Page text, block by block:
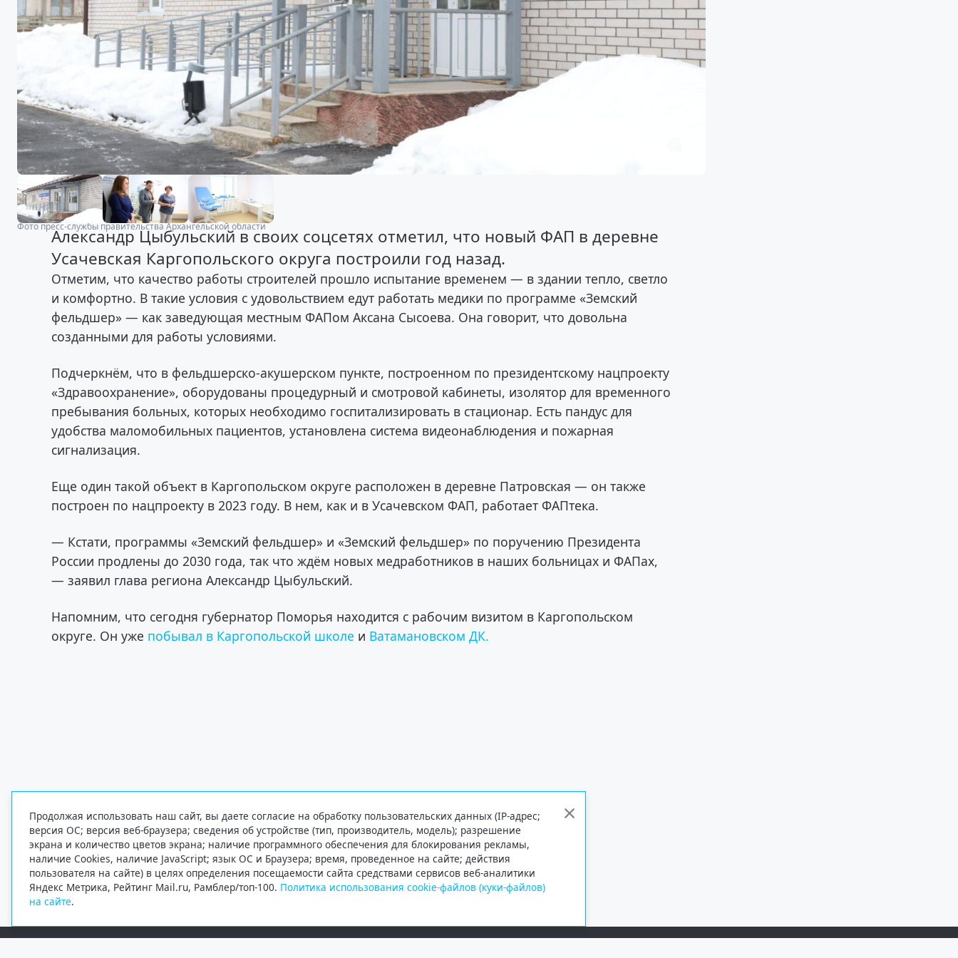
Фото пресс-службы правительства Архангельской области
Александр Цыбульский в своих соцсетях отметил, что новый ФАП в деревне
Усачевская Каргопольского округа построили год назад.
Отметим, что качество работы строителей прошло испытание временем — в здании тепло, светло
и комфортно. В такие условия с удовольствием едут работать медики по программе «Земский
фельдшер» — как заведующая местным ФАПом Аксана Сысоева. Она говорит, что довольна
созданными для работы условиями.
Подчеркнём, что в фельдшерско-акушерском пункте, построенном по президентскому нацпроекту
«Здравоохранение», оборудованы процедурный и смотровой кабинеты, изолятор для временного
пребывания больных, которых необходимо госпитализировать в стационар. Есть пандус для
удобства маломобильных пациентов, установлена система видеонаблюдения и пожарная
сигнализация.
Еще один такой объект в Каргопольском округе расположен в деревне Патровская — он также
построен по нацпроекту в 2023 году. В нем, как и в Усачевском ФАП, работает ФАПтека.
— Кстати, программы «Земский фельдшер» и «Земский фельдшер» по поручению Президента
России продлены до 2030 года, так что ждём новых медработников в наших больницах и ФАПах,
— заявил глава региона Александр Цыбульский.
Напомним, что сегодня губернатор Поморья находится с рабочим визитом в Каргопольском
округе. Он уже побывал в Каргопольской школе и Ватамановском ДК.
Продолжая использовать наш сайт, вы даете согласие на обработку пользовательских данных (IP-адрес;
версия ОС; версия веб-браузера; сведения об устройстве (тип, производитель, модель); разрешение
экрана и количество цветов экрана; наличие программного обеспечения для блокирования рекламы,
наличие Cookies, наличие JavaScript; язык ОС и Браузера; время, проведенное на сайте; действия
пользователя на сайте) в целях определения посещаемости сайта средствами сервисов веб-аналитики
Яндекс Метрика, Рейтинг Mail.ru, Рамблер/топ-100. Политика использования cookie-файлов (куки-файлов)
на сайте.